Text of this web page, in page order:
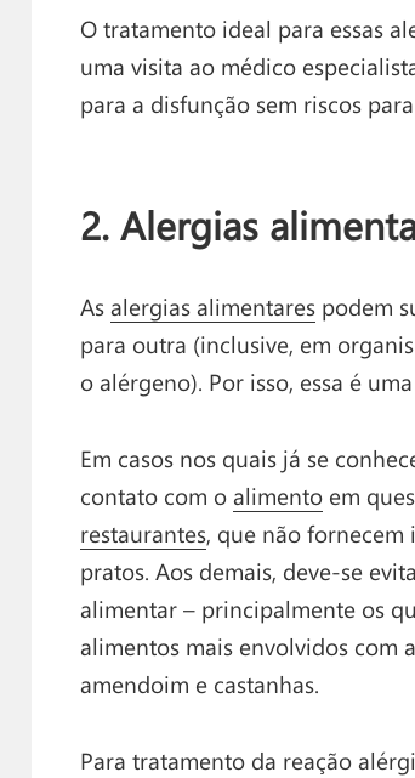
O tratamento ideal para essas
uma visita ao médico
para a disfunção sem riscos
2. Alergias
Asalergias alimentarespodem
para outra (inclusive, em
o alérgeno). Por isso, essa é
Em casos nos quais já se
contato com oalimentoem
restaurantes, que não fornecem
pratos. Aos demais, deve-se
alimentar – principalmente os
alimentos mais envolvidos com
amendoim e castanhas.
Para tratamento da reação